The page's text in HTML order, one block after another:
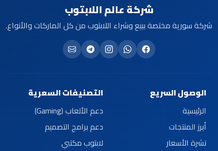
شركة عالم اللابتوب
شركة سورية مختصة ببيع وشراء اللابتوب من كل الماركات والأنواع.
الوصول السريع
الرئيسية
أبرز المنتجات
نشرة الأسعار
التصنيفات السعرية
دعم الألعاب (Gaming)
دعم برامج التصميم
لابتوب مكتبي